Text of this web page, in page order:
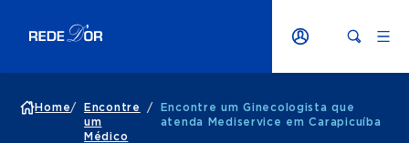
Home/
Encontre
um
Médico
/
Encontre um Ginecologista que
atenda Mediservice em Carapicuíba